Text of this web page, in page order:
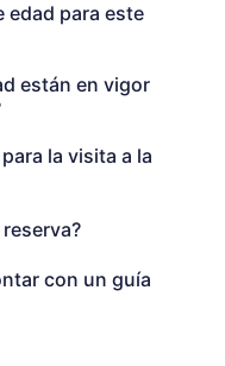
edad para este
están en vigor
la visita a la
con un guía